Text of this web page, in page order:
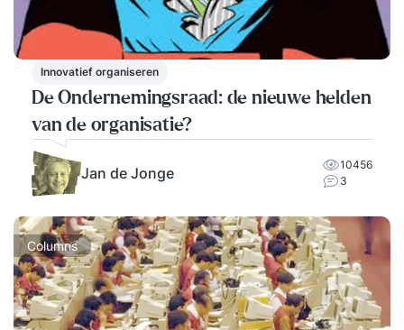
Innovatief organiseren
De Ondernemingsraad: de nieuwe helden
van de organisatie?
Jan de Jonge
10456
3
Columns